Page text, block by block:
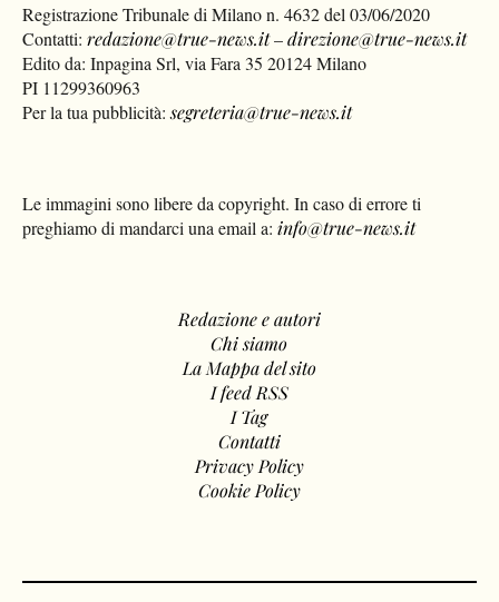
Registrazione Tribunale di Milano n. 4632 del 03/06/2020
Contatti:redazione@true-news.it–direzione@true-news.it
Edito da: Inpagina Srl, via Fara 35 20124 Milano
PI 11299360963
Per la tua pubblicità:segreteria@true-news.it
Le immagini sono libere da copyright. In caso di errore ti
preghiamo di mandarci una email a: info@true-news.it
Redazione e autori
Chi siamo
La Mappa del sito
I feed RSS
I Tag
Contatti
Privacy Policy
Cookie Policy